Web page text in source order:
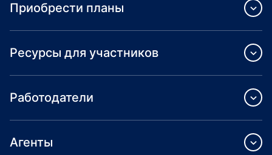
Приобрести планы
Ресурсы для участников
Работодатели
Агенты